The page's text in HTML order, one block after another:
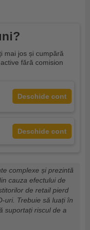
mai jos și cumpără
fără comision
Deschide cont
Deschide cont
complexe și prezintă
cauza efectului de
de retail pierd
uri. Trebuie să luați în
suportați riscul de a